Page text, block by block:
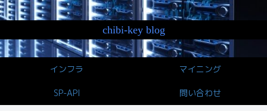
chibi-key blog
インフラ マイニング
SP-API 問い合わせ